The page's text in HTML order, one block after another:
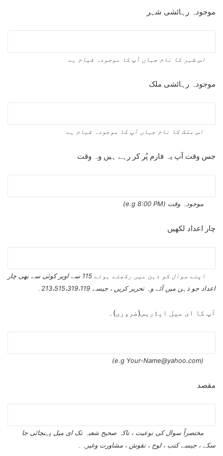
موجودہ رہائشی شہر
اس شہر کا نام جہاں آپ کا موجودہ قیام ہے
موجودہ رہائشی ملک
اس ملک کا نام جہاں آپ کا موجودہ قیام ہے
جس وقت آپ یہ فارم پُر کر رہے ہیں وہ وقت
موجودہ وقت (e.g 8:00 PM)
چار اعداد لکھیں
اپنے سوال کو ذہن میں رکھتے ہوئے 115 سے اوپر کوئی سے بھی چار
اعداد جو ذہن میں آئے وہ تحریر کریں ، جیسے 213،515،319،119۔
آپ کا ای میل ایڈریس(ضروری)۔
(e.g
Your-Name@yahoo.com
)
مقصد
مختصراً سوال کی نوعیت ، تاکہ صحیح شعبہ تک ای میل پہنچائی جا
سکے ، جیسے کتب ، لوح ، نقوش ، مشاورت وغیرہ۔